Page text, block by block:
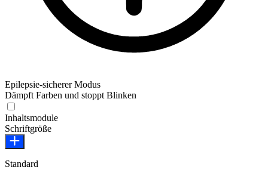
Epilepsie-sicherer Modus
Dämpft Farben und stoppt Blinken
Inhaltsmodule
Schriftgröße
Standard